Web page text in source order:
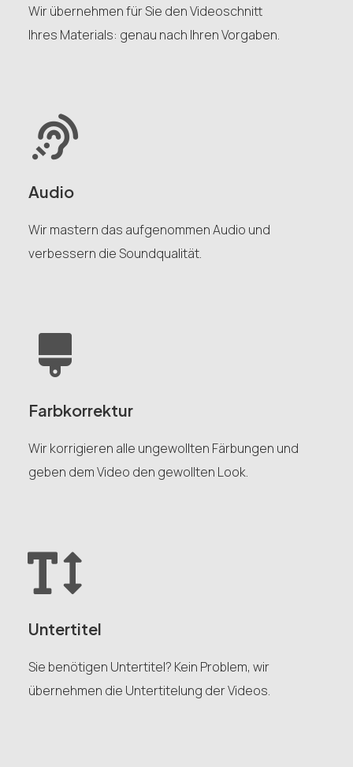
Wir übernehmen für Sie den Videoschnitt
Ihres Materials: genau nach Ihren Vorgaben.
Audio
Wir mastern das aufgenommen Audio und
verbessern die Soundqualität.
Farbkorrektur
Wir korrigieren alle ungewollten Färbungen und
geben dem Video den gewollten Look.
Untertitel
Sie benötigen Untertitel? Kein Problem, wir
übernehmen die Untertitelung der Videos.